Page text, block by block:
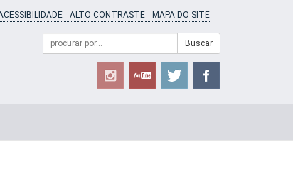
ALTO CONTRASTE MAPA DO SITE
Formulário
Campo
de
Buscar